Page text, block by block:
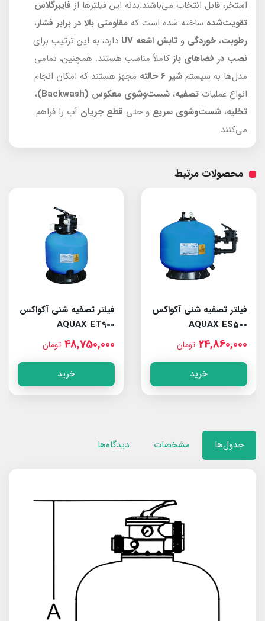
استخر، قابل انتخاب می‌باشند.بدنه این فیلترها از فایبرگلاس
تقویت‌شده ساخته شده است که مقاومتی بالا در برابر فشار،
رطوبت،خوردگی و تابش اشعه UV
دارد، به این ترتیب برای
نصب در فضاهای باز کاملاً مناسب هستند. همچنین، تمامی
مدل‌ها به سیستم شیر ۶ حالته
مجهز هستند که امکان انجام
انواع عملیات تصفیه، شست‌وشوی معکوس (Backwash)
،
تخلیه، شست‌وشوی سریع و حتی قطع جریان آب را فراهم
می‌کنند.
محصولات مرتبط
فیلتر تصفیه شنی آکواکس
AQUAX ES500
24,860,000 تومان
خرید
فیلتر تصفیه شنی آکواکس
AQUAX ET900
48,750,000 تومان
خرید
جدول‌ها مشخصات دیدگاه‌ها